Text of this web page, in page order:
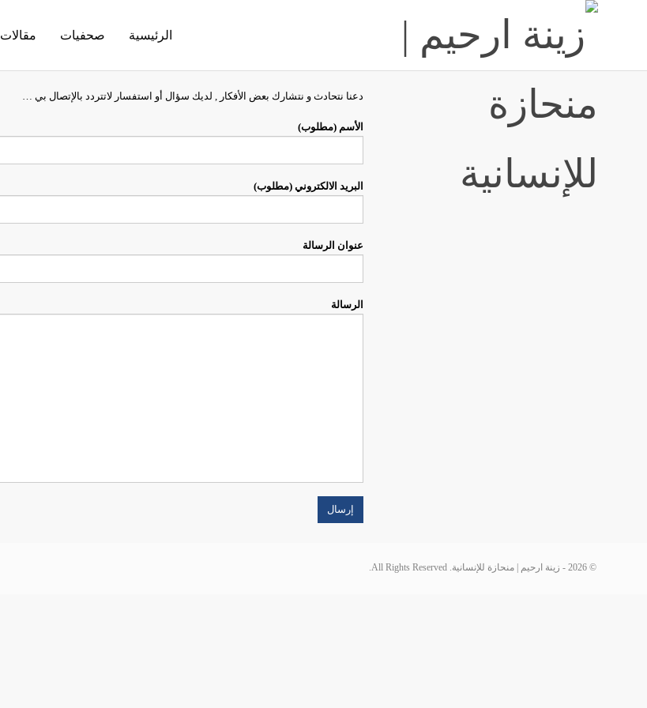
الرئيسية صحفيات مقالات
دعنا نتحادث و نتشارك بعض الأفكار , لديك سؤال أو استفسار لاتتردد بالإتصال بي …
الأسم (مطلوب)
البريد الالكتروني (مطلوب)
عنوان الرسالة
الرسالة
© 2026 - زينة ارحيم | منحازة للإنسانية. All Rights Reserved.